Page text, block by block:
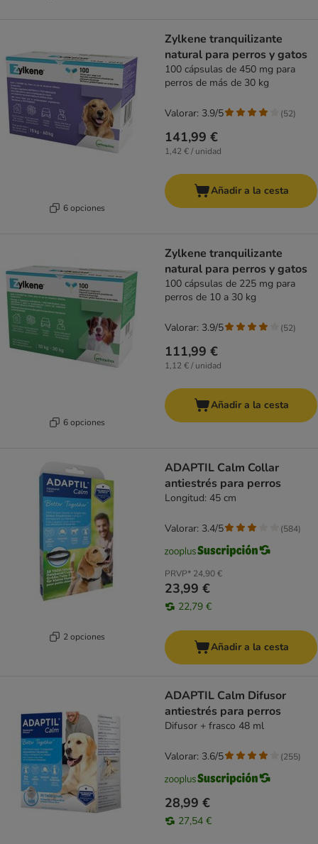
6 opciones
Zylkene tranquilizante
natural para perros y gatos
100 cápsulas de 450 mg para
perros de más de 30 kg
141,99 €
1,42 € / unidad
Valorar: 3.9/5 (52)
Añadir a la cesta
6 opciones
Zylkene tranquilizante
natural para perros y gatos
100 cápsulas de 225 mg para
perros de 10 a 30 kg
111,99 €
1,12 € / unidad
Valorar: 3.9/5 (52)
Añadir a la cesta
2 opciones
ADAPTIL Calm Collar
antiestrés para perros
Longitud: 45 cm
PRVP* 24,90 €
23,99 €
22,79 €
Valorar: 3.4/5 (584)
Añadir a la cesta
ADAPTIL Calm Difusor
antiestrés para perros
Difusor + frasco 48 ml
28,99 €
27,54 €
Valorar: 3.6/5 (255)